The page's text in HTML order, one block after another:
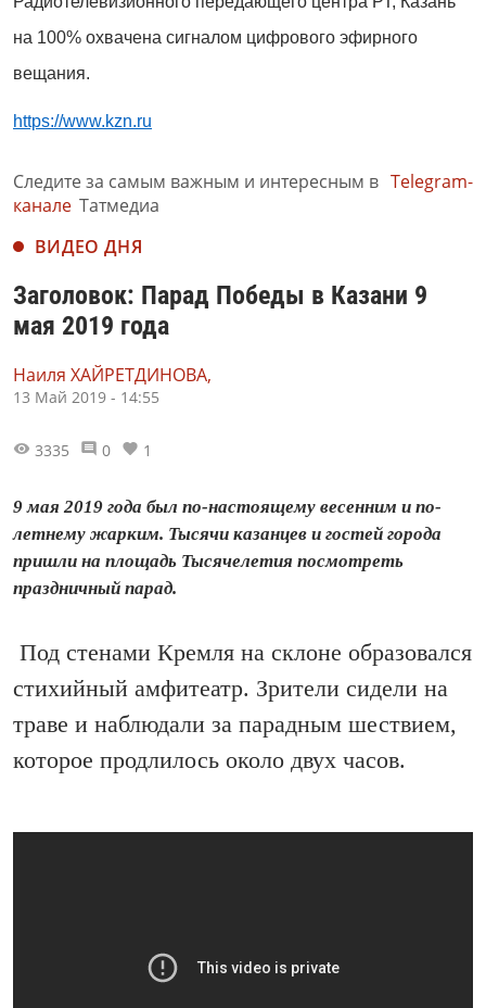
на 100% охвачена сигналом цифрового эфирного
вещания.
https://www.kzn.ru
Следите за самым важным и интересным в Telegram-
канале Татмедиа
ВИДЕО ДНЯ
Заголовок: Парад Победы в Казани 9
мая 2019 года
Наиля ХАЙРЕТДИНОВА,
13 Май 2019 - 14:55
3335 0 1
9 мая 2019 года был по-настоящему весенним и по-
летнему жарким. Тысячи казанцев и гостей города
пришли на площадь Тысячелетия посмотреть
праздничный парад.
Под стенами Кремля на склоне образовался
стихийный амфитеатр. Зрители сидели на
траве и наблюдали за парадным шествием,
которое продлилось около двух часов.